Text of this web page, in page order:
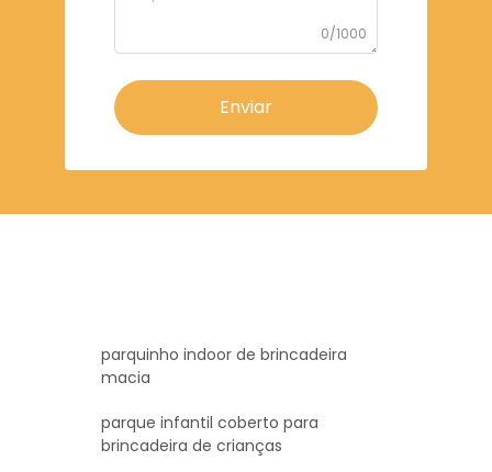
0/1000
Enviar
parquinho indoor de brincadeira
macia
parque infantil coberto para
brincadeira de crianças